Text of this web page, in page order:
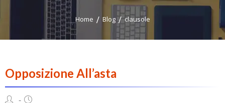
Home Blog clausole
Opposizione All’asta